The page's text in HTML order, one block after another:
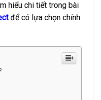
hiểu chi tiết trong bài
để có lựa chọn chính